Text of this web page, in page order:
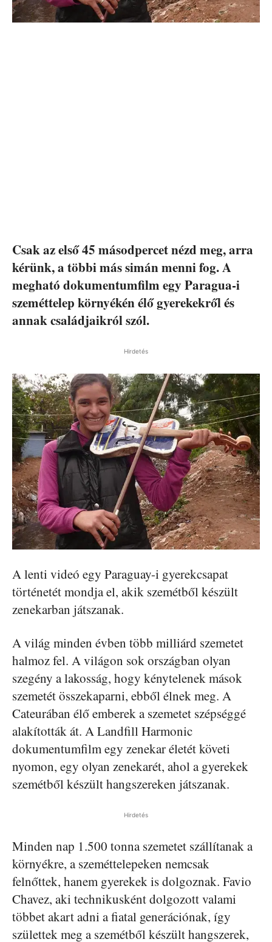
Csak az első 45 másodpercet nézd meg, arra
kérünk, a többi más simán menni fog. A
megható dokumentumfilm egy Paragua-i
szeméttelep környékén élő gyerekekről és
annak családjaikról szól.
Hirdetés
A lenti videó egy Paraguay-i gyerekcsapat
történetét mondja el, akik szemétből készült
zenekarban játszanak.
A világ minden évben több milliárd szemetet
halmoz fel. A világon sok országban olyan
szegény a lakosság, hogy kénytelenek mások
szemetét összekaparni, ebből élnek meg. A
Cateurában élő emberek a szemetet szépséggé
alakították át. A Landfill Harmonic
dokumentumfilm egy zenekar életét követi
nyomon, egy olyan zenekarét, ahol a gyerekek
szemétből készült hangszereken játszanak.
Hirdetés
Minden nap 1.500 tonna szemetet szállítanak a
környékre, a szeméttelepeken nemcsak
felnőttek, hanem gyerekek is dolgoznak. Favio
Chavez, aki technikusként dolgozott valami
többet akart adni a fiatal generációnak, így
születtek meg a szemétből készült hangszerek,